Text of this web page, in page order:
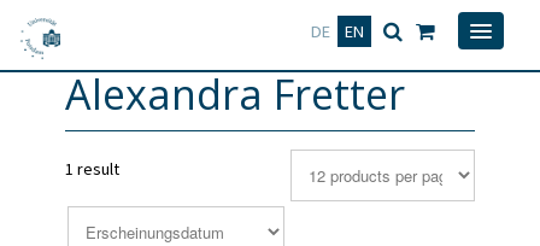
DE EN
Deutsch
Alexandra Fretter
1 result